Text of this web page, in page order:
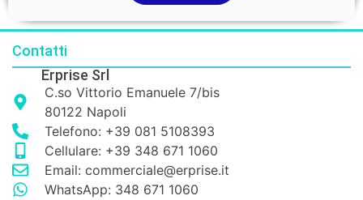
Contatti
Erprise Srl
C.so Vittorio Emanuele 7/bis
80122 Napoli
Telefono: +39 081 5108393
Cellulare: +39 348 671 1060
Email: commerciale@erprise.it
WhatsApp: 348 671 1060